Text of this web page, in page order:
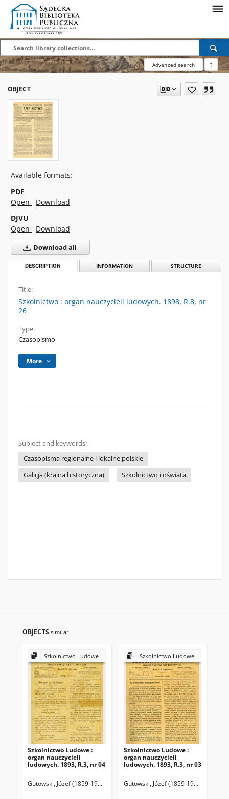
Advanced search ?
OBJECT
Available formats:
PDF
Open
Download
DJVU
Open
Download
Download all
DESCRIPTION INFORMATION STRUCTURE
Title:
Szkolnictwo : organ nauczycieli ludowych. 1898, R.8, nr
26
Type:
Czasopismo
More
Subject and keywords:
Czasopisma regionalne i lokalne polskie
Galicja (kraina historyczna)
Szkolnictwo i oświata
OBJECTS similar
Szkolnictwo Ludowe
Szkolnictwo Ludowe :
organ nauczycieli
ludowych. 1893, R.3, nr 04
Gutowski, Józef (1859-1916). Redaktor
Szkolnictwo Ludowe
Szkolnictwo Ludowe :
organ nauczycieli
ludowych. 1893, R.3, nr 03
Gutowski, Józef (1859-1916).